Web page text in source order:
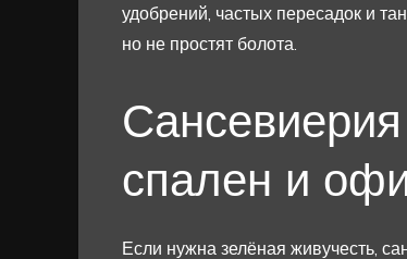
удобрений, частых пересадок и
но не простят болота.
спален и
Если нужна зелёная живучесть,